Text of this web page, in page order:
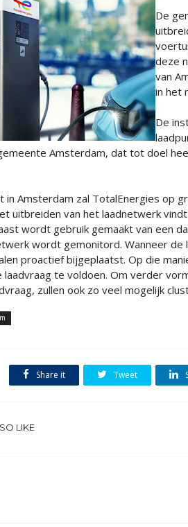
De
deze
van
De
Amsterdam, dat tot doel
in Amsterdam zal TotalEnergies op
uitbreiden van het laadnetwerk
wordt gebruik gemaakt van een
wordt gemonitord. Wanneer
proactief bijgeplaatst. Op die
laadvraag te voldoen. Om verder
zullen ook zo veel mogelijk
Share it Tweet
LIKE